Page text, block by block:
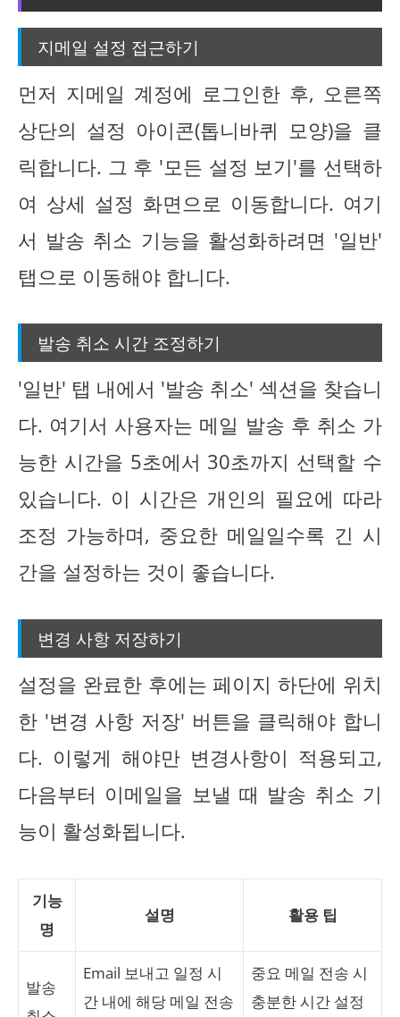
지메일 설정 접근하기
먼저 지메일 계정에 로그인한 후, 오른쪽
상단의 설정 아이콘(톱니바퀴 모양)을 클
릭합니다. 그 후 '모든 설정 보기'를 선택하
여 상세 설정 화면으로 이동합니다. 여기
서 발송 취소 기능을 활성화하려면 '일반'
탭으로 이동해야 합니다.
발송 취소 시간 조정하기
'일반' 탭 내에서 '발송 취소' 섹션을 찾습니
다. 여기서 사용자는 메일 발송 후 취소 가
능한 시간을 5초에서 30초까지 선택할 수
있습니다. 이 시간은 개인의 필요에 따라
조정 가능하며, 중요한 메일일수록 긴 시
간을 설정하는 것이 좋습니다.
변경 사항 저장하기
설정을 완료한 후에는 페이지 하단에 위치
한 '변경 사항 저장' 버튼을 클릭해야 합니
다. 이렇게 해야만 변경사항이 적용되고,
다음부터 이메일을 보낼 때 발송 취소 기
능이 활성화됩니다.
기능
명
설명 활용 팁
발송
Email 보내고 일정 시
간 내에 해당 메일 전송
중요 메일 전송 시
충분한 시간 설정